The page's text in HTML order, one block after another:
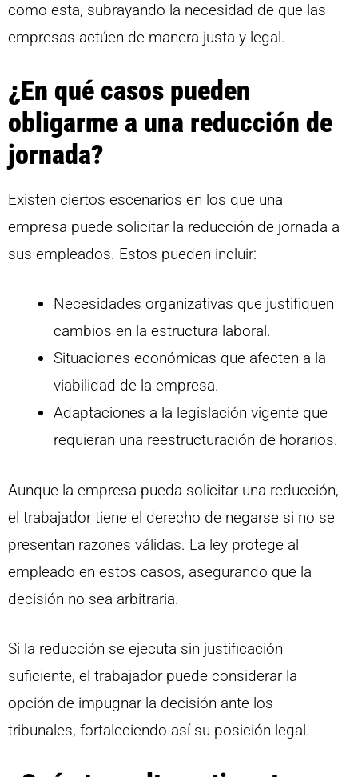
como esta, subrayando la necesidad de que las
empresas actúen de manera justa y legal.
¿En qué casos pueden
obligarme a una reducción de
jornada?
Existen ciertos escenarios en los que una
empresa puede solicitar la reducción de jornada a
sus empleados. Estos pueden incluir:
Necesidades organizativas que justifiquen
cambios en la estructura laboral.
Situaciones económicas que afecten a la
viabilidad de la empresa.
Adaptaciones a la legislación vigente que
requieran una reestructuración de horarios.
Aunque la empresa pueda solicitar una reducción,
el trabajador tiene el derecho de negarse si no se
presentan razones válidas. La ley protege al
empleado en estos casos, asegurando que la
decisión no sea arbitraria.
Si la reducción se ejecuta sin justificación
suficiente, el trabajador puede considerar la
opción de impugnar la decisión ante los
tribunales, fortaleciendo así su posición legal.